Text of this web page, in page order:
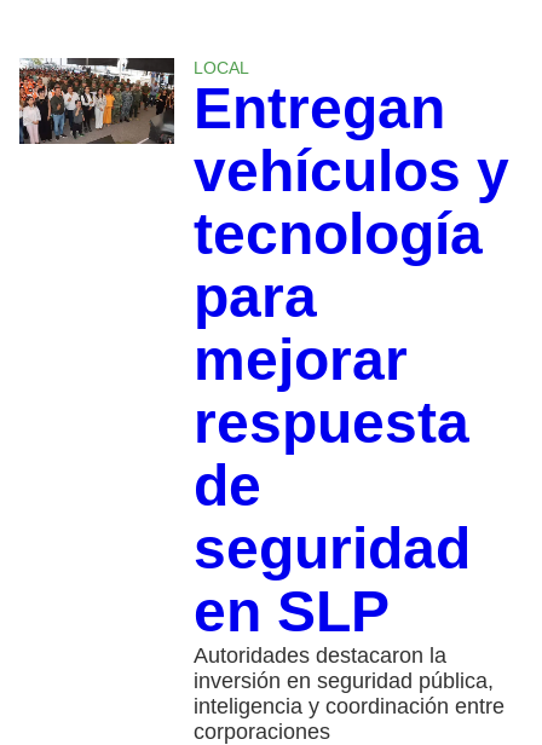
LOCAL
Entregan
vehículos y
tecnología
para
mejorar
respuesta
de
seguridad
en SLP
Autoridades destacaron la
inversión en seguridad pública,
inteligencia y coordinación entre
corporaciones